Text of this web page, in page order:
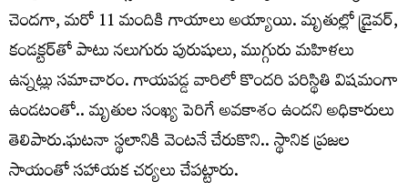
చెందగా, మరో 11 మందికి గాయాలు అయ్యాయి. మృతుల్లో డ్రైవర్,
కండక్టర్‌తో పాటు నలుగురు పురుషులు, ముగ్గురు మహిళలు
ఉన్నట్లు సమాచారం. గాయపడ్డ వారిలో కొందరి పరిస్థితి విషమంగా
ఉండటంతో.. మృతుల సంఖ్య పెరిగే అవకాశం ఉందని అధికారులు
తెలిపారు.ఘటనా స్థలానికి వెంటనే చేరుకొని.. స్థానిక ప్రజల
సాయంతో సహాయక చర్యలు చేపట్టారు.